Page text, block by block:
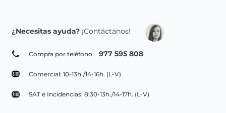
¿Necesitas ayuda? ¡Contáctanos!
Compra por teléfono 977 595 808
Comercial: 10-13h./14-16h. (L-V)
SAT e Incidencias: 8:30-13h./14-17h. (L-V)